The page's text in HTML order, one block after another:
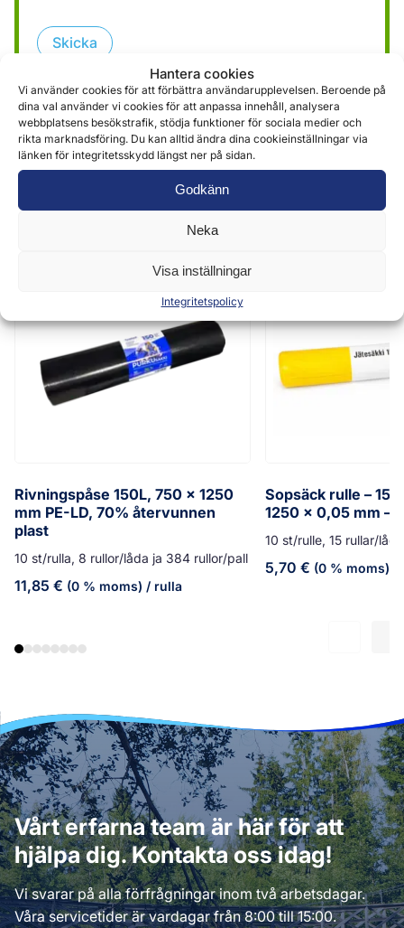
Hantera cookies
Vi använder cookies för att förbättra användarupplevelsen. Beroende på
dina val använder vi cookies för att anpassa innehåll, analysera
webbplatsens besökstrafik, stödja funktioner för sociala medier och
rikta marknadsföring. Du kan alltid ändra dina cookieinställningar via
länken för integritetsskydd längst ner på sidan.
Godkänn
Neka
Visa inställningar
Integritetspolicy
Skicka
Liknande produkter
Rivningspåse 150L, 750 x 1250
mm PE-LD, 70% återvunnen
plast
10 st/rulla, 8 rullor/låda ja 384 rullor/pall
11,85 € (0 % moms) / rulla
Sopsäck rulle –
1250 x 0,05 mm –
10 st/rulle, 15 rullar/
5,70 € (0 % moms)
Vårt erfarna team är här för att
hjälpa dig. Kontakta oss idag!
Vi svarar på alla förfrågningar inom två arbetsdagar.
Våra servicetider är vardagar från 8:00 till 15:00.